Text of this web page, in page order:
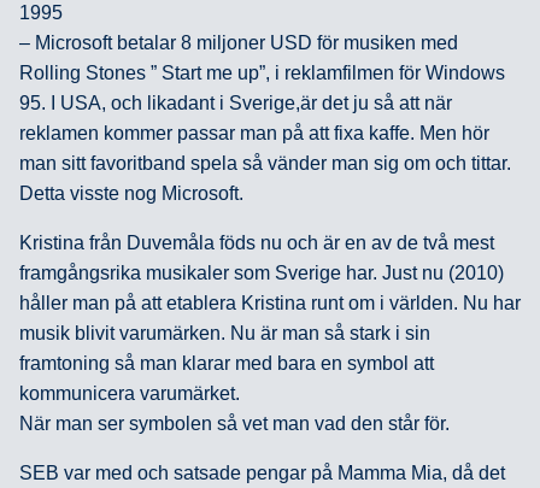
1995
– Microsoft betalar 8 miljoner USD för musiken med
Rolling Stones ” Start me up”, i reklamfilmen för Windows
95. I USA, och likadant i Sverige,är det ju så att när
reklamen kommer passar man på att fixa kaffe. Men hör
man sitt favoritband spela så vänder man sig om och tittar.
Detta visste nog Microsoft.
Kristina från Duvemåla föds nu och är en av de två mest
framgångsrika musikaler som Sverige har. Just nu (2010)
håller man på att etablera Kristina runt om i världen. Nu har
musik blivit varumärken. Nu är man så stark i sin
framtoning så man klarar med bara en symbol att
kommunicera varumärket.
När man ser symbolen så vet man vad den står för.
SEB var med och satsade pengar på Mamma Mia, då det